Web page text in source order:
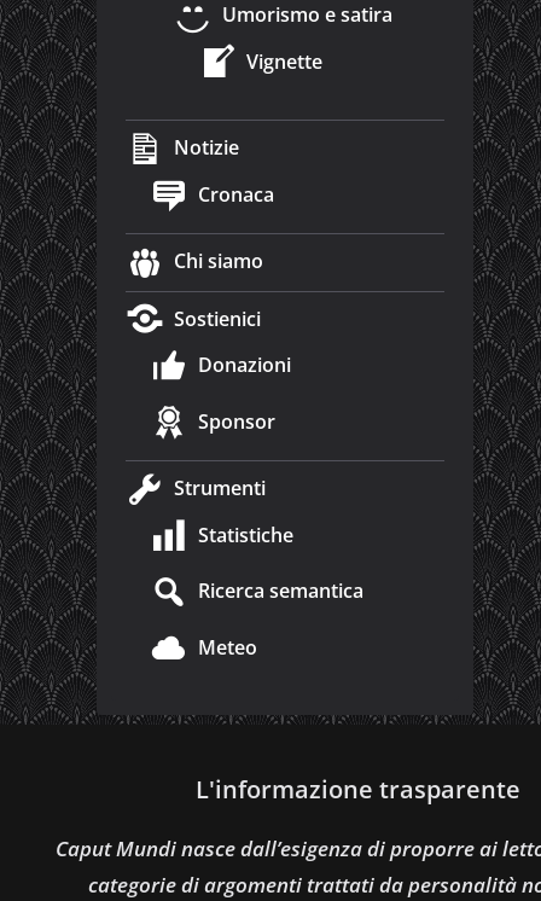
Umorismo e satira
Vignette
Notizie
Cronaca
Chi siamo
Sostienici
Donazioni
Sponsor
Strumenti
Statistiche
Ricerca semantica
Meteo
L'informazione trasparente
Caput Mundi nasce dall’esigenza di proporre ai
categorie di argomenti trattati da personalità